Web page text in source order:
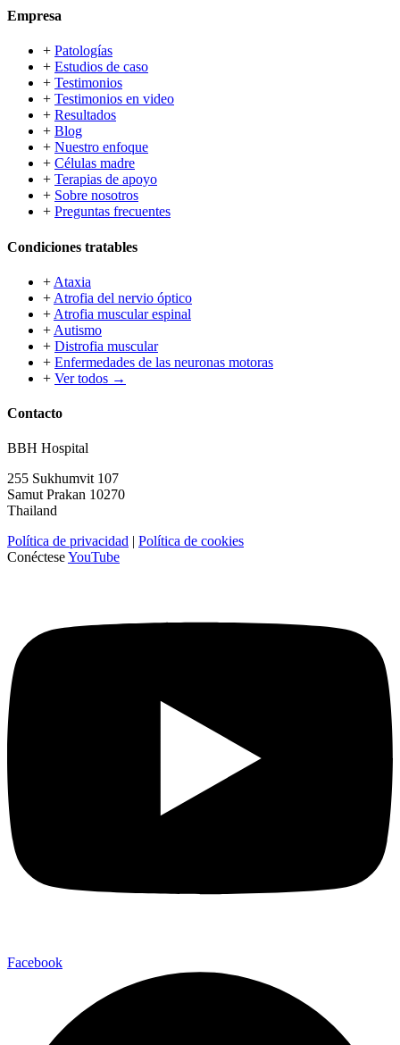
Empresa
+ Patologías
+ Estudios de caso
+ Testimonios
+ Testimonios en video
+ Resultados
+ Blog
+ Nuestro enfoque
+ Células madre
+ Terapias de apoyo
+ Sobre nosotros
+ Preguntas frecuentes
Condiciones tratables
+ Ataxia
+ Atrofia del nervio óptico
+ Atrofia muscular espinal
+ Autismo
+ Distrofia muscular
+ Enfermedades de las neuronas motoras
+ Ver todos →
Contacto
BBH Hospital
255 Sukhumvit 107
Samut Prakan 10270
Thailand
Política de privacidad | Política de cookies
ConécteseYouTube
Facebook